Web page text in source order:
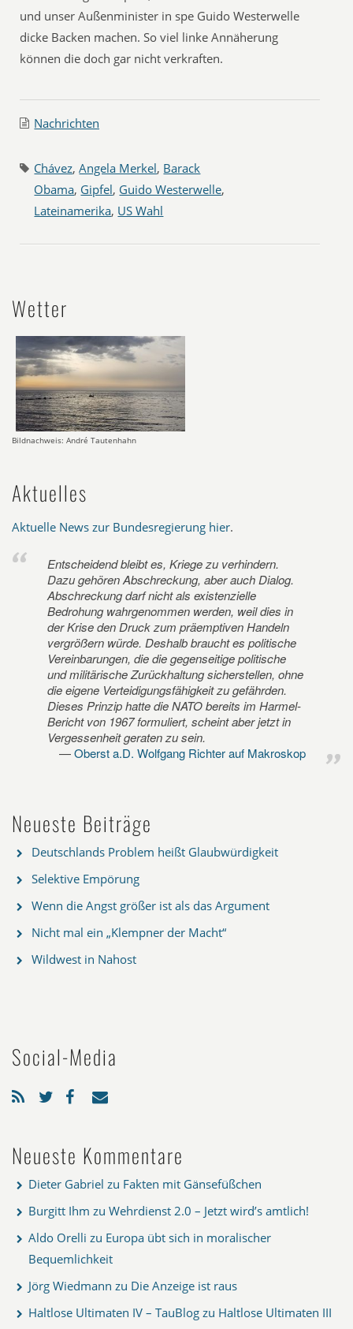
und unser Außenminister in spe Guido Westerwelle
dicke Backen machen. So viel linke Annäherung
können die doch gar nicht verkraften.
Nachrichten
Chávez,Angela Merkel, Barack
Obama, Gipfel, Guido Westerwelle,
Lateinamerika, US Wahl
Wetter
Bildnachweis: André Tautenhahn
Aktuelles
Aktuelle News zur Bundesregierung hier.
Entscheidend bleibt es, Kriege zu verhindern.
Dazu gehören Abschreckung, aber auch Dialog.
Abschreckung darf nicht als existenzielle
Bedrohung wahrgenommen werden, weil dies in
der Krise den Druck zum präemptiven Handeln
vergrößern würde. Deshalb braucht es politische
Vereinbarungen, die die gegenseitige politische
und militärische Zurückhaltung sicherstellen, ohne
die eigene Verteidigungsfähigkeit zu gefährden.
Dieses Prinzip hatte die NATO bereits im Harmel-
Bericht von 1967 formuliert, scheint aber jetzt in
Vergessenheit geraten zu sein.
Oberst a.D. Wolfgang Richter auf Makroskop
Neueste Beiträge
Deutschlands Problem heißt Glaubwürdigkeit
Selektive Empörung
Wenn die Angst größer ist als das Argument
Nicht mal ein „Klempner der Macht“
Wildwest in Nahost
Social-Media
Neueste Kommentare
Dieter Gabriel zu Fakten mit Gänsefüßchen
Burgitt Ihm zu Wehrdienst 2.0 – Jetzt wird’s amtlich!
Aldo Orelli zu Europa übt sich in moralischer
Bequemlichkeit
Jörg Wiedmann zu Die Anzeige ist raus
Haltlose Ultimaten IV – TauBlog zu Haltlose Ultimaten III